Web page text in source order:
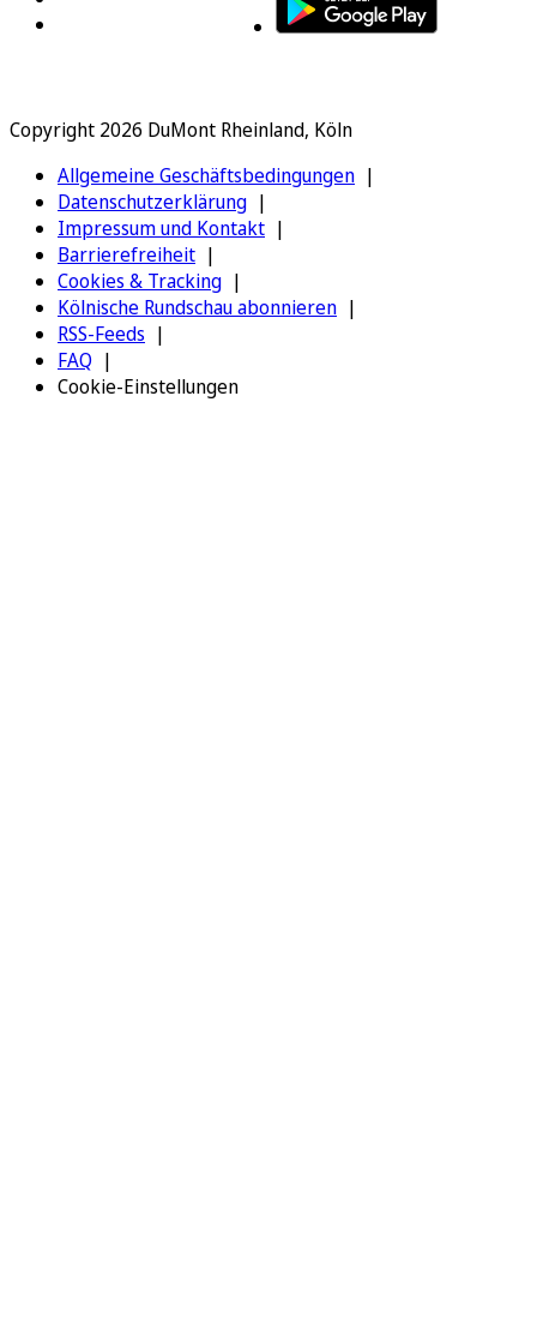
Copyright 2026 DuMont Rheinland, Köln
Allgemeine Geschäftsbedingungen
Datenschutzerklärung
Impressum und Kontakt
Barrierefreiheit
Cookies & Tracking
Kölnische Rundschau abonnieren
RSS-Feeds
FAQ
Cookie-Einstellungen